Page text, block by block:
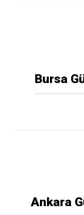
Bursa
Ankara